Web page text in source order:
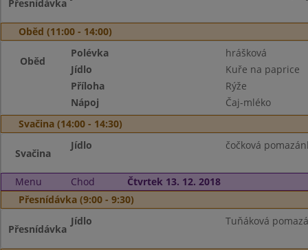
Přesnídávka
Oběd (11:00 - 14:00)
Oběd
Polévka
hrášková
Jídlo
Kuře na paprice
Příloha
Rýže
Nápoj
Čaj-mléko
Svačina (14:00 - 14:30)
Svačina
Jídlo čočková
Menu Chod
Čtvrtek 13. 12. 2018
Přesnídávka (9:00 - 9:30)
Přesnídávka
Jídlo Tuňáková